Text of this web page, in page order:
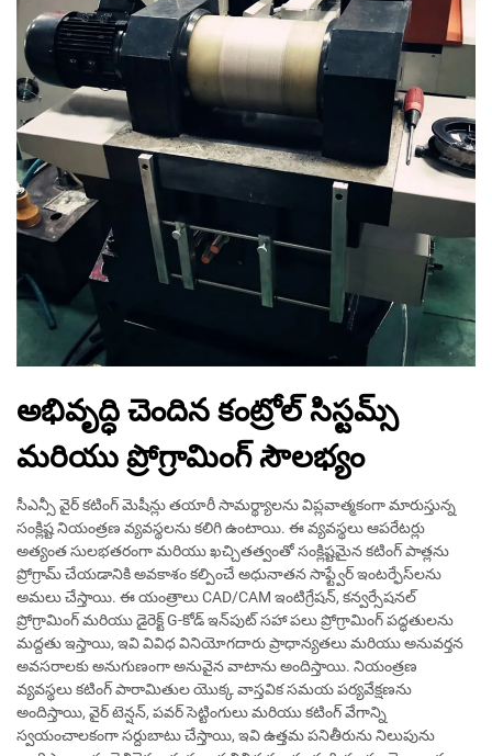
అభివృద్ధి చెందిన కంట్రోల్ సిస్టమ్స్
మరియు ప్రోగ్రామింగ్ సౌలభ్యం
సీఎన్సీ వైర్ కటింగ్ మెషీన్లు తయారీ సామర్థ్యాలను విప్లవాత్మకంగా మారుస్తున్న
సంక్లిష్ట నియంత్రణ వ్యవస్థలను కలిగి ఉంటాయి. ఈ వ్యవస్థలు ఆపరేటర్లు
అత్యంత సులభతరంగా మరియు ఖచ్చితత్వంతో సంక్లిష్టమైన కటింగ్ పాత్లను
ప్రోగ్రామ్ చేయడానికి అవకాశం కల్పించే అధునాతన సాఫ్ట్వేర్ ఇంటర్ఫేస్‌లను
అమలు చేస్తాయి. ఈ యంత్రాలు CAD/CAM ఇంటిగ్రేషన్, కన్వర్సేషనల్
ప్రోగ్రామింగ్ మరియు డైరెక్ట్ G-కోడ్ ఇన్‌పుట్ సహా పలు ప్రోగ్రామింగ్ పద్ధతులను
మద్దతు ఇస్తాయి, ఇవి వివిధ వినియోగదారు ప్రాధాన్యతలు మరియు అనువర్తన
అవసరాలకు అనుగుణంగా అనువైన వాటాను అందిస్తాయి. నియంత్రణ
వ్యవస్థలు కటింగ్ పారామితుల యొక్క వాస్తవిక సమయ పర్యవేక్షణను
అందిస్తాయి, వైర్ టెన్షన్, పవర్ సెట్టింగులు మరియు కటింగ్ వేగాన్ని
స్వయంచాలకంగా సర్దుబాటు చేస్తాయి, ఇవి ఉత్తమ పనితీరును నిలుపును